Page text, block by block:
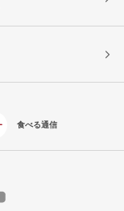
食べる通信